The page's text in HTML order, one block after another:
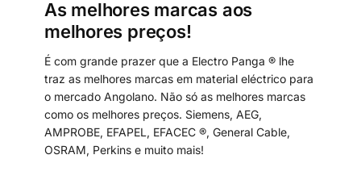
As melhores marcas aos
melhores preços!
É com grande prazer que a Electro Panga ® lhe
traz as melhores marcas em material eléctrico para
o mercado Angolano. Não só as melhores marcas
como os melhores preços. Siemens, AEG,
AMPROBE, EFAPEL, EFACEC ®, General Cable,
OSRAM, Perkins e muito mais!